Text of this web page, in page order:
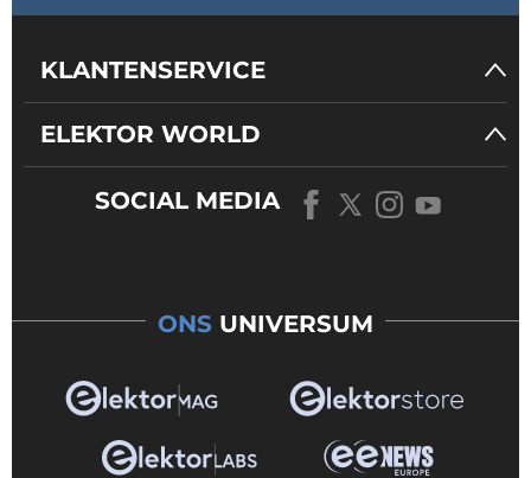
KLANTENSERVICE
ELEKTOR WORLD
SOCIAL MEDIA
ONS UNIVERSUM